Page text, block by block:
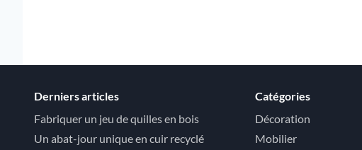
Derniers articles
Fabriquer un jeu de quilles en bois
Un abat-jour unique en cuir recyclé
Catégories
Décoration
Mobilier